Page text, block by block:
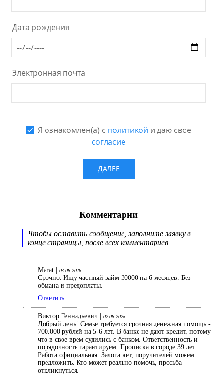
Комментарии
Чтобы оставить сообщение, заполните заявку в
конце страницы, после всех комментариев
Marat | 03.08.2026
Срочно. Ищу частный займ 30000 на 6 месяцев. Без
обмана и предоплаты.
Ответить
Виктор Геннадьевич | 02.08.2026
Добрый день! Семье требуется срочная денежная помощь -
700.000 рублей на 5-6 лет. В банке не дают кредит, потому
что в свое врем судились с банком. Ответственность и
порядочность гарантируем. Прописка в городе 39 лет.
Работа официальная. Залога нет, поручителей можем
предложить. Кто может реально помочь, просьба
откликнуться.